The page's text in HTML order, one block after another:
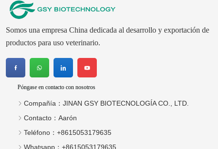
Somos una empresa China dedicada al desarrollo y exportación de
productos para uso veterinario.
Póngase en contacto con nosotros
Compañía： JINAN GSY BIOTECNOLOGÍA CO., LTD.
Contacto： Aarón
Teléfono： +8615053179635
Whatsapp： +8615053179635